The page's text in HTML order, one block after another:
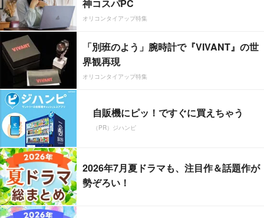
神コスパPC
オリコンタイアップ特集
「別班のよう」腕時計で『VIVANT』の世
界観再現
オリコンタイアップ特集
自販機にピッ！ですぐに買えちゃう
（PR）ジハンピ
2026年7月夏ドラマも、注目作＆話題作が
勢ぞろい！